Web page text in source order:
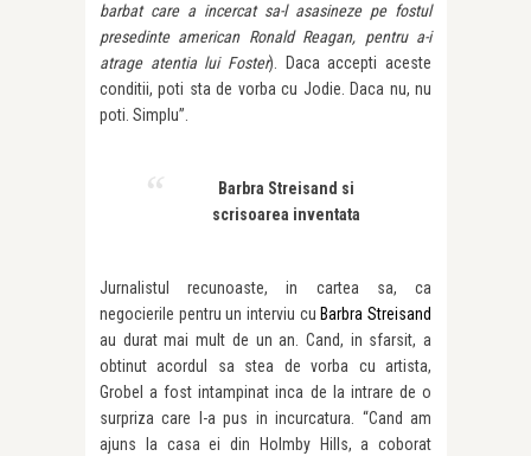
barbat care a incercat sa-l asasineze pe fostul
presedinte american Ronald Reagan, pentru a-i
atrage atentia lui Foster). Daca accepti aceste
conditii, poti sta de vorba cu Jodie. Daca nu, nu
poti. Simplu”.
Barbra Streisand si
scrisoarea inventata
Jurnalistul recunoaste, in cartea sa, ca
negocierile pentru un interviu cu Barbra Streisand
au durat mai mult de un an. Cand, in sfarsit, a
obtinut acordul sa stea de vorba cu artista,
Grobel a fost intampinat inca de la intrare de o
surpriza care l-a pus in incurcatura. “Cand am
ajuns la casa ei din Holmby Hills, a coborat